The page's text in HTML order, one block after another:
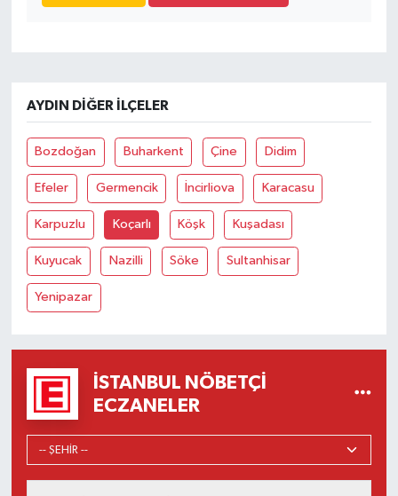
AYDIN DIĞER İLÇELER
Bozdoğan Buharkent Çine Didim
Efeler Germencik İncirliova Karacasu
Karpuzlu Koçarlı Köşk Kuşadası
Kuyucak Nazilli Söke Sultanhisar
Yenipazar
İSTANBUL NÖBETÇI
ECZANELER